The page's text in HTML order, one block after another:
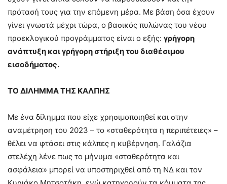
πρότασή τους για την επόμενη μέρα. Με βάση όσα έχουν
γίνει γνωστά μέχρι τώρα, ο βασικός πυλώνας του νέου
προεκλογικού προγράμματος είναι ο εξής: γρήγορη
ανάπτυξη και γρήγορη στήριξη του διαθέσιμου
εισοδήματος.
ΤΟ ΔΙΛΗΜΜΑ ΤΗΣ ΚΑΛΠΗΣ
Με ένα δίλημμα που είχε χρησιμοποιηθεί και στην
αναμέτρηση του 2023 – το «σταθερότητα η περιπέτειες» –
θέλει να φτάσει στις κάλπες η κυβέρνηση. Γαλάζια
στελέχη λένε πως το μήνυμα «σταθερότητα και
ασφάλεια» μπορεί να υποστηριχθεί από τη ΝΔ και τον